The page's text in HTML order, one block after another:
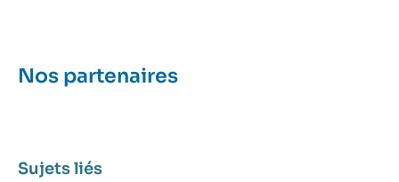
Nos partenaires
Sujets liés